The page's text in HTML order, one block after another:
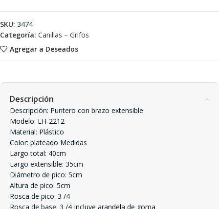
Agregar a Deseados
SKU: 3474
Categoría: Canillas – Grifos
Descripción
Descripción: Puntero con brazo extensible
Modelo: LH-2212
Material: Plástico
Color: plateado Medidas
Largo total: 40cm
Largo extensible: 35cm
Diámetro de pico: 5cm
Altura de pico: 5cm
Rosca de pico: 3 /4
Rosca de base: 3 /4 Incluye arandela de goma